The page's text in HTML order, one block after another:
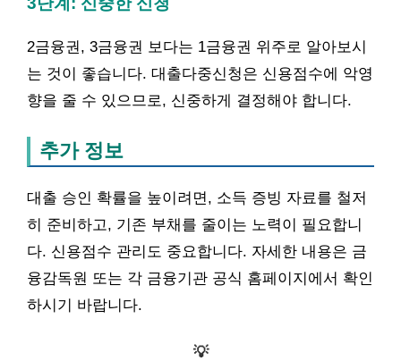
2금융권, 3금융권 보다는 1금융권 위주로 알아보시
는 것이 좋습니다. 대출다중신청은 신용점수에 악영
향을 줄 수 있으므로, 신중하게 결정해야 합니다.
추가 정보
대출 승인 확률을 높이려면, 소득 증빙 자료를 철저
히 준비하고, 기존 부채를 줄이는 노력이 필요합니
다. 신용점수 관리도 중요합니다. 자세한 내용은 금
융감독원 또는 각 금융기관 공식 홈페이지에서 확인
하시기 바랍니다.
💡